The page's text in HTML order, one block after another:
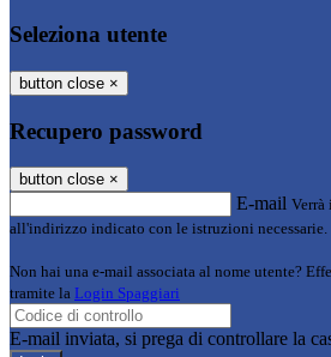
Seleziona utente
button close ×
Recupero password
button close ×
E-mail Verrà
all'indirizzo indicato con le istruzioni necessarie.
Non hai una e-mail associata al nome utente?
tramite la Login Spaggiari
E-mail inviata, si prega di controllare la